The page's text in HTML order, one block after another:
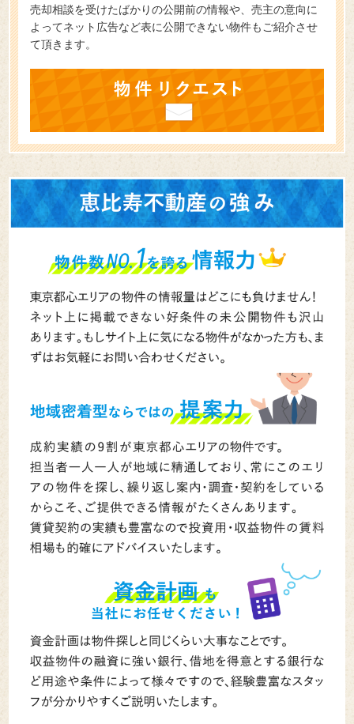
売却相談を受けたばかりの公開前の情報や、売主の意向に
よってネット広告など表に公開できない物件もご紹介させ
て頂きます。